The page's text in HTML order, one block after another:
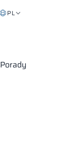
PL
Porady